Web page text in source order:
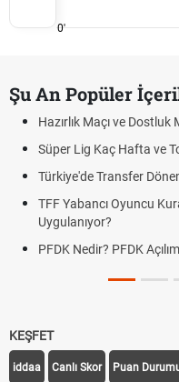
0'
Şu An Popüler
Hazırlık Maçı ve
Süper Lig Kaç Hafta ve
Türkiye'de Transfer
TFF Yabancı Oyuncu
Uygulanıyor?
PFDK Nedir? PFDK
KEŞFET
iddaa Canlı Skor Puan